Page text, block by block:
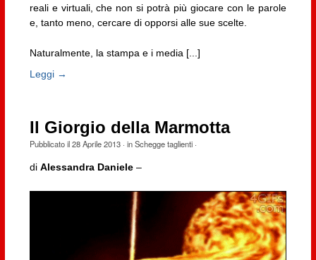
reali e virtuali, che non si potrà più giocare con le parole
e, tanto meno, cercare di opporsi alle sue scelte.
Naturalmente, la stampa e i media [...]
Leggi →
Il Giorgio della Marmotta
Pubblicato il28 Aprile 2013· inSchegge taglienti·
di Alessandra Daniele –